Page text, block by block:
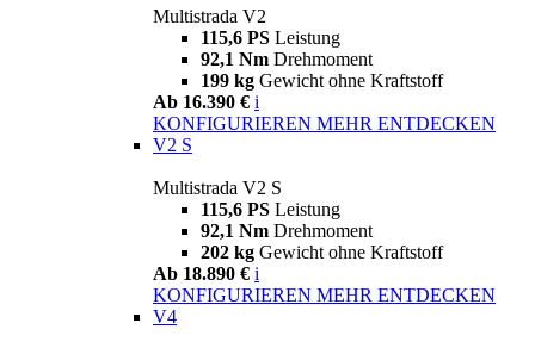
Multistrada V2
115,6 PS Leistung
92,1 Nm Drehmoment
199 kg Gewicht ohne Kraftstoff
Ab 16.390 € i
KONFIGURIEREN MEHR ENTDECKEN
V2 S
Multistrada V2 S
115,6 PS Leistung
92,1 Nm Drehmoment
202 kg Gewicht ohne Kraftstoff
Ab 18.890 € i
KONFIGURIEREN MEHR ENTDECKEN
V4